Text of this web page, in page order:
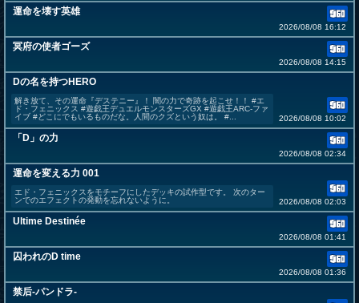
運命を壊す英雄
2026/08/08 16:12
冥府の使者ゴーズ
2026/08/08 14:15
Dの名を持つHERO
解き放て、その運命『デステニー』！ 闇の力で奇跡を起こせ！！ #エ
ド・フェニックス #遊戯王デュエルモンスターズGX #遊戯王ARC-ファ
イブ #どこにでもいるものだな。人間のクズという奴は。 #...
2026/08/08 10:02
「D」の力
2026/08/08 02:34
運命を変える力 001
エド・フェニックスをモチーフにしたデッキの試作型です。 次のター
ンでのエフェクトの発動を忘れないように。
2026/08/08 02:03
Ultime Destinée
2026/08/08 01:41
囚われのD time
2026/08/08 01:36
禁后-パンドラ-